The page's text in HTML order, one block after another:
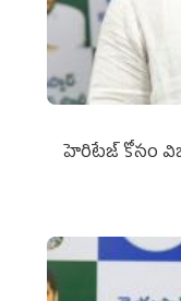
హెరిటేజ్ కోసం